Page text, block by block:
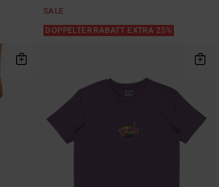
SALE
DOPPELTER RABATT EXTRA 25%